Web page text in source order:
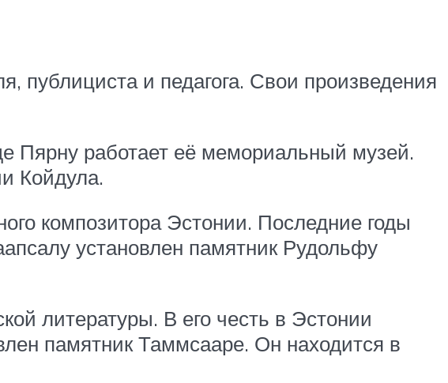
публициста и педагога. Свои произведения
Пярну работает её мемориальный музей.
Койдула.
композитора Эстонии. Последние годы
установлен памятник Рудольфу
литературы. В его честь в Эстонии
памятник Таммсааре. Он находится в